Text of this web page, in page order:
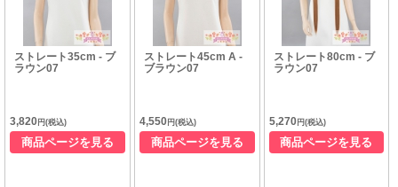
ストレート35cm - ブ
ラウン07
3,820 円(税込)
商品ページを見る
ストレート45cm A -
ブラウン07
4,550円(税込)
商品ページを見る
ストレート80cm - ブ
ラウン07
5,270円(税込)
商品ページを見る